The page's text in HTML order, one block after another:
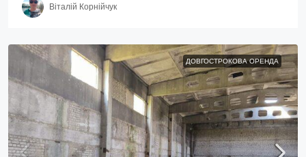
Віталій Корнійчук
ДОВГОСТРОКОВА ОРЕНДА